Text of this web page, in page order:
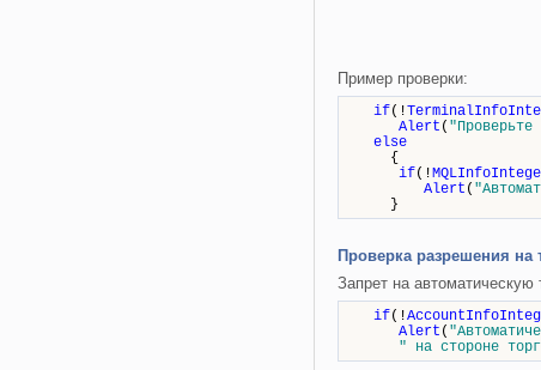
Пример проверки:
if(!
Alert ( "Проверьте
else
{
if(!
Alert (
}
Проверка разрешения
Запрет на автоматическую
if(!
Alert (
" на стороне